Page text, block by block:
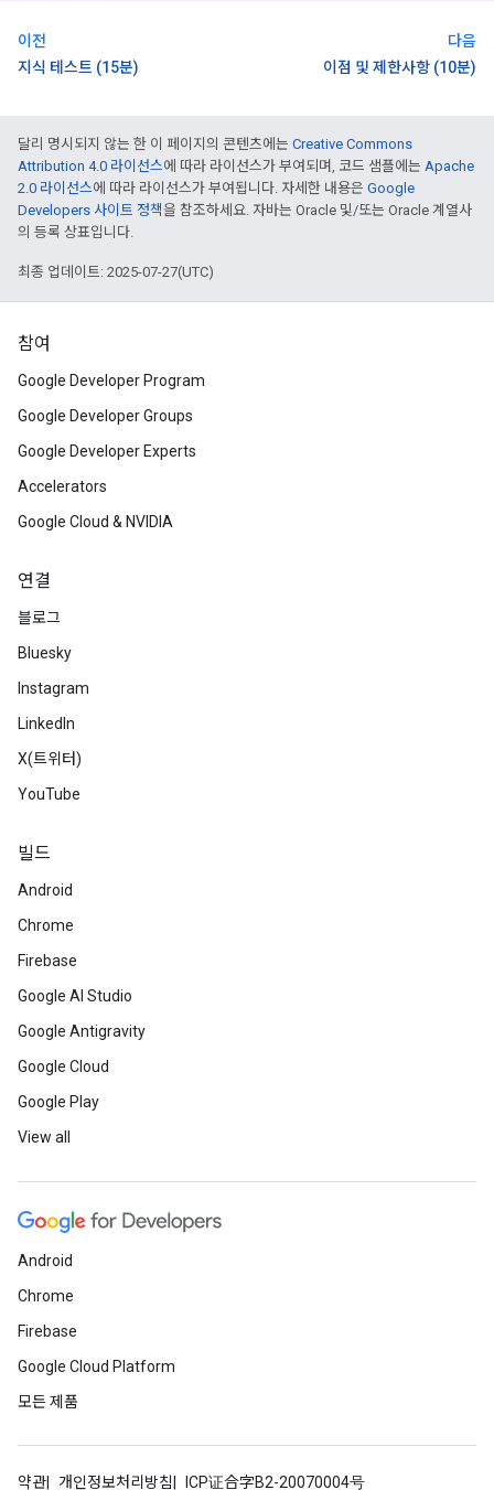
이전
지식 테스트 (15분)
다음
이점 및 제한사항 (10분)
달리 명시되지 않는 한 이 페이지의 콘텐츠에는 Creative Commons
Attribution 4.0 라이선스에 따라 라이선스가 부여되며, 코드 샘플에는 Apache
2.0 라이선스에 따라 라이선스가 부여됩니다. 자세한 내용은 Google
Developers 사이트 정책을 참조하세요. 자바는 Oracle 및/또는 Oracle 계열사
의 등록 상표입니다.
최종 업데이트: 2025-07-27(UTC)
참여
Google Developer Program
Google Developer Groups
Google Developer Experts
Accelerators
Google Cloud & NVIDIA
연결
블로그
Bluesky
Instagram
LinkedIn
X(트위터)
YouTube
빌드
Android
Chrome
Firebase
Google AI Studio
Google Antigravity
Google Cloud
Google Play
View all
Android
Chrome
Firebase
Google Cloud Platform
모든 제품
약관 개인정보처리방침 ICP证合字B2-20070004号